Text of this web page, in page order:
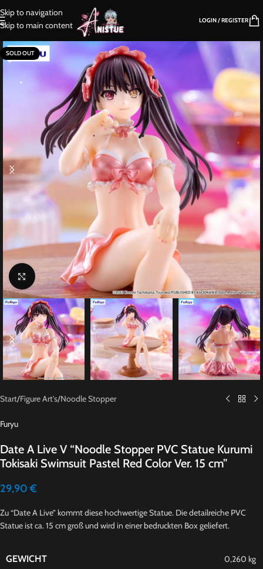
Skip to navigation
Skip to main content
LOGIN / REGISTER
SOLD OUT
Click to enlarge
Start/Figure Art's/Noodle Stopper
Furyu
Date A Live V “Noodle Stopper PVC Statue Kurumi
Tokisaki Swimsuit Pastel Red Color Ver. 15 cm”
29,90 €
Zu “Date A Live” kommt diese hochwertige Statue. Die detailreiche PVC
Statue ist ca. 15 cm groß und wird in einer bedruckten Box geliefert.
GEWICHT 0,260 kg